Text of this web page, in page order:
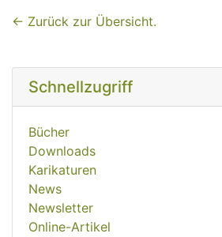
← Zurück zur Übersicht.
Schnellzugriff
Bücher
Downloads
Karikaturen
News
Newsletter
Online-Artikel